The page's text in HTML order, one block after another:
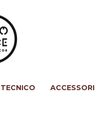
TECNICO ACCESSORI